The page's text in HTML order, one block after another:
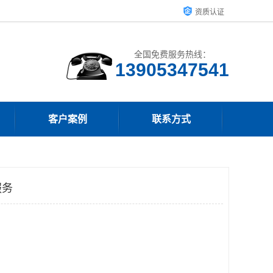
资质认证
全国免费服务热线：
13905347541
客户案例 联系方式